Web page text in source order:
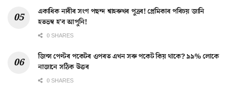
একাধিক নাৰীৰ সংগ পছন্দ শ্বাহৰুখৰ পুত্ৰৰ! প্ৰেমিকাৰ পৰিচয় জানি
হতভম্ব হ’ব আপুনি!
0 SHARES
জিন্স পেণ্টৰ পকেটৰ ওপৰত এখন সৰু পকেট কিয় থাকে? ৯৯% লোকে
নাজানে সঠিক উত্তৰ
0 SHARES